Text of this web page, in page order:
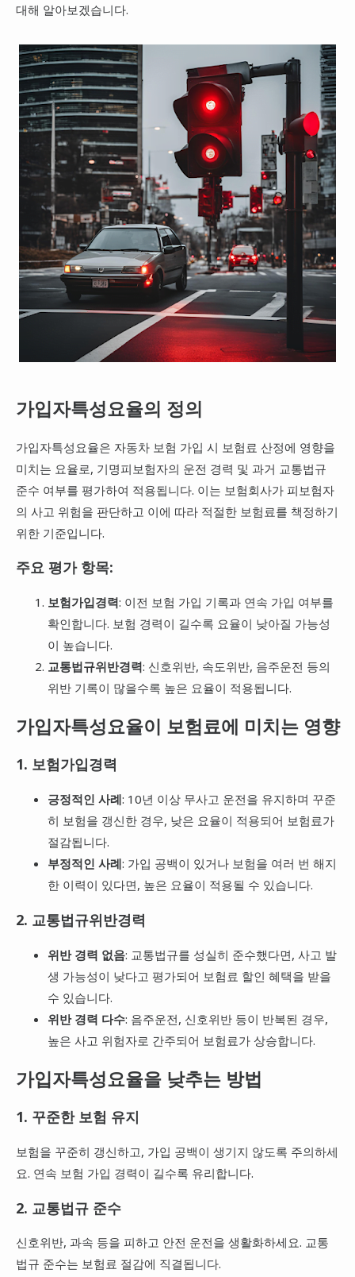
대해 알아보겠습니다.
가입자특성요율의 정의
가입자특성요율은 자동차 보험 가입 시 보험료 산정에 영향을
미치는 요율로, 기명피보험자의 운전 경력 및 과거 교통법규
준수 여부를 평가하여 적용됩니다. 이는 보험회사가 피보험자
의 사고 위험을 판단하고 이에 따라 적절한 보험료를 책정하기
위한 기준입니다.
주요 평가 항목:
보험가입경력: 이전 보험 가입 기록과 연속 가입 여부를
확인합니다. 보험 경력이 길수록 요율이 낮아질 가능성
이 높습니다.
교통법규위반경력: 신호위반, 속도위반, 음주운전 등의
위반 기록이 많을수록 높은 요율이 적용됩니다.
가입자특성요율이 보험료에 미치는 영향
1. 보험가입경력
긍정적인 사례: 10년 이상 무사고 운전을 유지하며 꾸준
히 보험을 갱신한 경우, 낮은 요율이 적용되어 보험료가
절감됩니다.
부정적인 사례: 가입 공백이 있거나 보험을 여러 번 해지
한 이력이 있다면, 높은 요율이 적용될 수 있습니다.
2. 교통법규위반경력
위반 경력 없음: 교통법규를 성실히 준수했다면, 사고 발
생 가능성이 낮다고 평가되어 보험료 할인 혜택을 받을
수 있습니다.
위반 경력 다수: 음주운전, 신호위반 등이 반복된 경우,
높은 사고 위험자로 간주되어 보험료가 상승합니다.
가입자특성요율을 낮추는 방법
1. 꾸준한 보험 유지
보험을 꾸준히 갱신하고, 가입 공백이 생기지 않도록 주의하세
요. 연속 보험 가입 경력이 길수록 유리합니다.
2. 교통법규 준수
신호위반, 과속 등을 피하고 안전 운전을 생활화하세요. 교통
법규 준수는 보험료 절감에 직결됩니다.